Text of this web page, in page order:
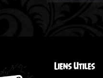
Liens Utiles